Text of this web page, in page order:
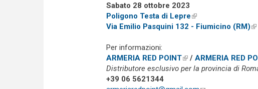
Sabato 28 ottobre 2023
Poligono Testa di Lepre(link is external)
Via Emilio Pasquini 132 - Fiumicino (RM)
Per informazioni:
ARMERIA RED POINT(link is external)
/ ARMERIA RED
Distributore esclusivo per la provincia di
+39 06 5621344